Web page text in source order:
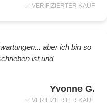
✅ VERIFIZIERTER KAUF
aber ich bin so
ist und
Yvonne G.
✅ VERIFIZIERTER KAUF